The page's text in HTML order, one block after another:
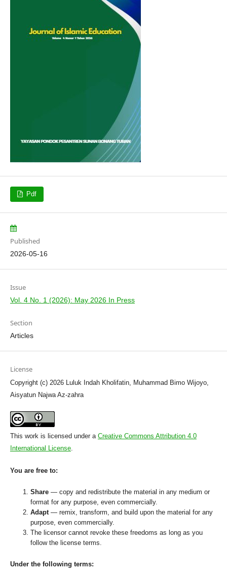
Pdf
Published
2026-05-16
Issue
Vol. 4 No. 1 (2026): May 2026 In Press
Section
Articles
License
Copyright (c) 2026 Luluk Indah Kholifatin, Muhammad Bimo Wijoyo,
Aisyatun Najwa Az-zahra
This work is licensed under a Creative Commons Attribution 4.0
International License.
You are free to:
Share — copy and redistribute the material in any medium or
format for any purpose, even commercially.
Adapt — remix, transform, and build upon the material for any
purpose, even commercially.
The licensor cannot revoke these freedoms as long as you
follow the license terms.
Under the following terms: